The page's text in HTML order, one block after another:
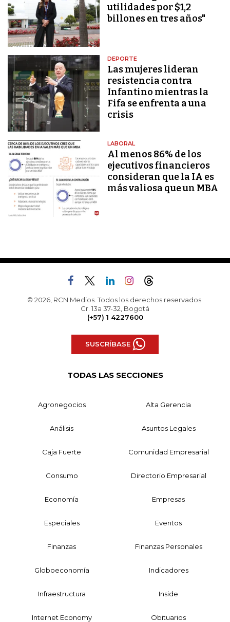
utilidades por $1,2
billones en tres años"
DEPORTE
Las mujeres lideran
resistencia contra
Infantino mientras la
Fifa se enfrenta a una
crisis
LABORAL
Al menos 86% de los
ejecutivos financieros
consideran que la IA es
más valiosa que un MBA
© 2026, RCN Medios. Todos los derechos reservados.
Cr. 13a 37-32, Bogotá
(+57) 1 4227600
SUSCRÍBASE
TODAS LAS SECCIONES
Agronegocios Alta Gerencia
Análisis Asuntos Legales
Caja Fuerte Comunidad Empresarial
Consumo Directorio Empresarial
Economía Empresas
Especiales Eventos
Finanzas Finanzas Personales
Globoeconomía Indicadores
Infraestructura Inside
Internet Economy Obituarios